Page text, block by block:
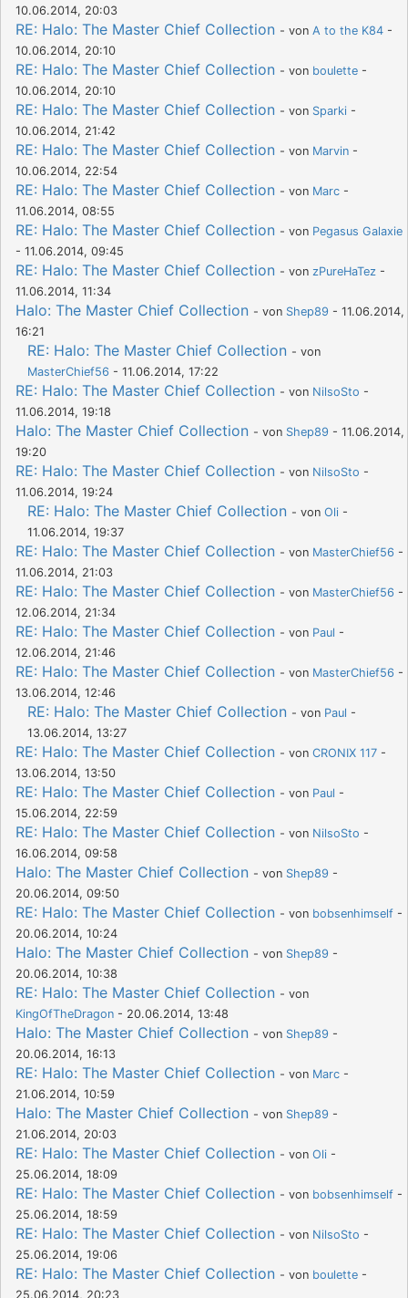
10.06.2014, 20:03
RE: Halo: The Master Chief Collection - von A to the K84 -
10.06.2014, 20:10
RE: Halo: The Master Chief Collection - von boulette -
10.06.2014, 20:10
RE: Halo: The Master Chief Collection - von Sparki -
10.06.2014, 21:42
RE: Halo: The Master Chief Collection - von Marvin -
10.06.2014, 22:54
RE: Halo: The Master Chief Collection - von Marc -
11.06.2014, 08:55
RE: Halo: The Master Chief Collection - von Pegasus Galaxie
- 11.06.2014, 09:45
RE: Halo: The Master Chief Collection - von zPureHaTez -
11.06.2014, 11:34
Halo: The Master Chief Collection - von Shep89 - 11.06.2014,
16:21
RE: Halo: The Master Chief Collection - von
MasterChief56 - 11.06.2014, 17:22
RE: Halo: The Master Chief Collection - von NilsoSto -
11.06.2014, 19:18
Halo: The Master Chief Collection - von Shep89 - 11.06.2014,
19:20
RE: Halo: The Master Chief Collection - von NilsoSto -
11.06.2014, 19:24
RE: Halo: The Master Chief Collection - von Oli -
11.06.2014, 19:37
RE: Halo: The Master Chief Collection - von MasterChief56 -
11.06.2014, 21:03
RE: Halo: The Master Chief Collection - von MasterChief56 -
12.06.2014, 21:34
RE: Halo: The Master Chief Collection - von Paul -
12.06.2014, 21:46
RE: Halo: The Master Chief Collection - von MasterChief56 -
13.06.2014, 12:46
RE: Halo: The Master Chief Collection - von Paul -
13.06.2014, 13:27
RE: Halo: The Master Chief Collection - von CRONIX 117 -
13.06.2014, 13:50
RE: Halo: The Master Chief Collection - von Paul -
15.06.2014, 22:59
RE: Halo: The Master Chief Collection - von NilsoSto -
16.06.2014, 09:58
Halo: The Master Chief Collection - von Shep89 -
20.06.2014, 09:50
RE: Halo: The Master Chief Collection - von bobsenhimself -
20.06.2014, 10:24
Halo: The Master Chief Collection - von Shep89 -
20.06.2014, 10:38
RE: Halo: The Master Chief Collection - von
KingOfTheDragon - 20.06.2014, 13:48
Halo: The Master Chief Collection - von Shep89 -
20.06.2014, 16:13
RE: Halo: The Master Chief Collection - von Marc -
21.06.2014, 10:59
Halo: The Master Chief Collection - von Shep89 -
21.06.2014, 20:03
RE: Halo: The Master Chief Collection - von Oli -
25.06.2014, 18:09
RE: Halo: The Master Chief Collection - von bobsenhimself -
25.06.2014, 18:59
RE: Halo: The Master Chief Collection - von NilsoSto -
25.06.2014, 19:06
RE: Halo: The Master Chief Collection - von boulette -
25.06.2014, 20:23